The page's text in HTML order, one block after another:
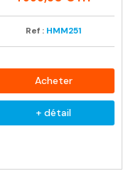
Ref : HMM251
Acheter
+ détail